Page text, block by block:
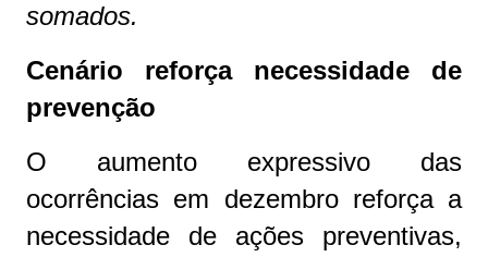
somados.
Cenário reforça necessidade de
prevenção
O aumento expressivo das
ocorrências em dezembro reforça a
necessidade de ações preventivas,